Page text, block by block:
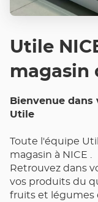
Utile
magasin
Bienvenue
Utile
Toute l'équipe
magasin à NICE .
Retrouvez dans
vos produits du
fruits et légumes